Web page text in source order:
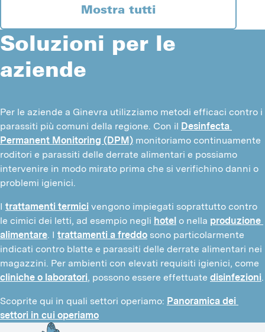
Mostra tutti
Soluzioni per le
aziende
Per le aziende a Ginevra utilizziamo metodi efficaci contro i
parassiti più comuni della regione. Con il Desinfecta
Permanent Monitoring (DPM) monitoriamo continuamente
roditori e parassiti delle derrate alimentari e possiamo
intervenire in modo mirato prima che si verifichino danni o
problemi igienici.
I trattamenti termici vengono impiegati soprattutto contro
le cimici dei letti, ad esempio negli hotel o nella produzione
alimentare. I trattamenti a freddo sono particolarmente
indicati contro blatte e parassiti delle derrate alimentari nei
cliniche o laboratori, possono essere effettuate disinfezioni.
Scoprite qui in quali settori operiamo: Panoramica dei
settori in cui operiamo